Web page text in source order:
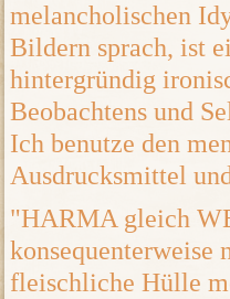
melancholischen
Bildern sprach, ist
hintergründig
Beobachtens und
Ich benutze den
Ausdrucksmittel
"HARMA gleich
konsequenterweise
fleischliche Hülle